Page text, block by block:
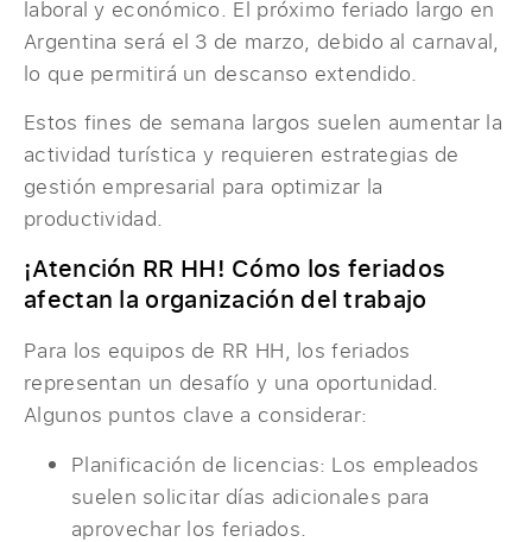
laboral y económico. El próximo feriado largo en
Argentina será el 3 de marzo, debido al carnaval,
lo que permitirá un descanso extendido.
Estos fines de semana largos suelen aumentar la
actividad turística y requieren estrategias de
gestión empresarial para optimizar la
productividad.
¡Atención RR HH! Cómo los feriados
afectan la organización del trabajo
Para los equipos de RR HH, los feriados
representan un desafío y una oportunidad.
Algunos puntos clave a considerar:
Planificación de licencias: Los empleados
suelen solicitar días adicionales para
aprovechar los feriados.